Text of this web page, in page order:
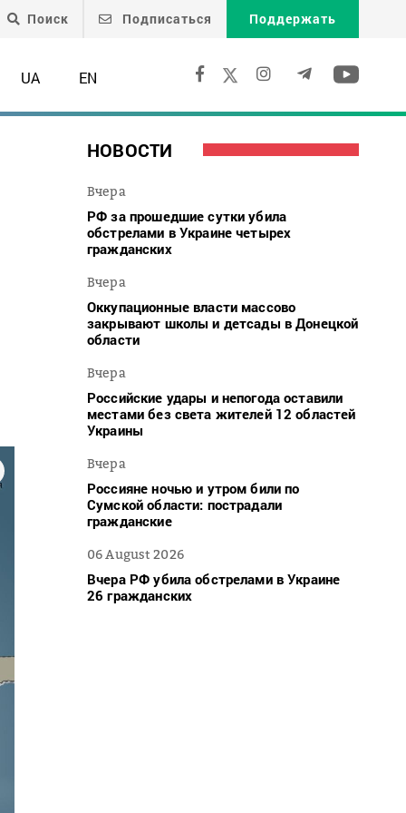
Поиск Подписаться Поддержать
UA EN
НОВОСТИ
Вчера
РФ за прошедшие сутки убила
обстрелами в Украине четырех
гражданских
Вчера
Оккупационные власти массово
закрывают школы и детсады в Донецкой
области
Вчера
Российские удары и непогода оставили
местами без света жителей 12 областей
Украины
Вчера
Россияне ночью и утром били по
Сумской области: пострадали
гражданские
06 August 2026
Вчера РФ убила обстрелами в Украине
26 гражданских